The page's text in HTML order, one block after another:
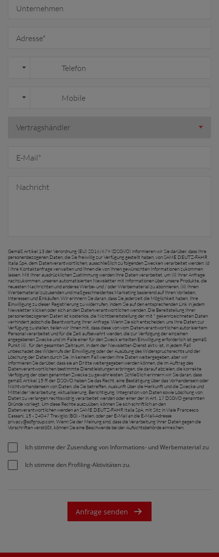
Gemäß Artikel 13 der Verordnung (EU) 2016/679 (DSGVO) informieren wir Sie darüber, dass Ihre
personenbezogenen Daten, die Sie freiwillig zur Verfügung gestellt haben, von SAME DEUTZ-FAHR
Italia SpA, dem Datenverantwortlichen, ausschließlich zu folgenden Zwecken verarbeitet werden: (d
) Ihre Kontaktanfrage verwalten und Ihnen die von Ihnen gewünschten Informationen zukommen
lassen. Mit Ihrer ausdrücklichen Zustimmung werden Ihre Daten verarbeitet, um (ii) Ihrer Anfrage
nachzukommen, unseren automatisierten Newsletter mit Informationen über unsere Produkte, die
neuesten Nachrichten und anderes Werbe- und / oder Werbematerial zu abonnieren, (iii) Ihnen
Werbematerial zuzusenden und maßgeschneidertes Marketing basierend auf Ihren Vorlieben,
Interessen und Einkäufen. Wir erinnern Sie daran, dass Sie jederzeit die Möglichkeit haben, Ihre
Einwilligung zu dieser Registrierung zu widerrufen, indem Sie auf den entsprechenden Link in jedem
Newsletter klicken oder sich an den Datenverantwortlichen wenden. Die Bereitstellung Ihrer
personenbezogenen Daten ist kostenlos, die Nichtbereitstellung der mit * gekennzeichneten Daten
verhindert jedoch die Beantwortung Ihrer Anfrage. Wenn Sie sich entscheiden, uns Ihre Daten zur
Verfügung zu stellen, teilen wir Ihnen mit, dass diese von vom Datenverantwortlichen autorisiertem
Personal verarbeitet und für die Zeit aufbewahrt werden, die zur Verfolgung der einzelnen
angegebenen Zwecke und im Falle einer für den Zweck erteilten Einwilligung erforderlich ist gemäß
Punkt (ii) , für den gesamten Zeitraum, in dem der Newsletter-Dienst aktiv ist, in jedem Fall
unbeschadet des Widerrufs der Einwilligung oder der Ausübung des Widerspruchsrechts und der
Löschung der Daten durch Sie. In keinem Fall werden Ihre Daten weitergegeben, aber wir
informieren Sie darüber, dass sie an Dritte weitergegeben werden können, die im Auftrag des
Datenverantwortlichen bestimmte Dienstleistungen erbringen, die darauf abzielen, die korrekte
Verfolgung der oben genannten Zwecke zu gewährleisten. Schließlich erinnern wir Sie daran, dass
gemäß Artikel 15 ff. der DSGVO haben Sie das Recht, eine Bestätigung über das Vorhandensein oder
Nichtvorhandensein von Daten, die Sie betreffen, Auskunft über die Herkunft und die Zwecke und
Mittel der Verarbeitung, Aktualisierung, Berichtigung, Integration von Daten sowie Löschung von
Daten zu verlangen rechtswidrig verarbeitet werden oder einer der in Art. 17 DSGVO genannten
Gründe vorliegt. Um diese Rechte auszuüben, können Sie sich schriftlich an den
Datenverantwortlichen wenden an SAME DEUTZ-FAHR Italia SpA, mit Sitz in Viale Francesco
Cassani, 15 - 24047 Treviglio (BG) - Italien, oder per E-Mail an die E-Mail-Adresse
privacy@sdfgroup.com. Wenn Sie der Meinung sind, dass die Verarbeitung Ihrer Daten gegen die
Vorschriften verstößt, können Sie eine Beschwerde bei der Aufsichtsbehörde einreichen.
Ich stimme der Zusendung von Informations- und Werbematerial zu
Ich stimme den Profiling-Aktivitäten zu.
Anfrage senden